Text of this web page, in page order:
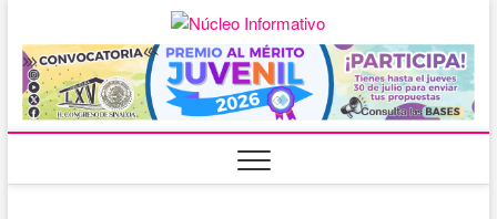
contenido
Núcleo
NOTICIAS LOCALES
DEL ESTADO DE
SINALOA